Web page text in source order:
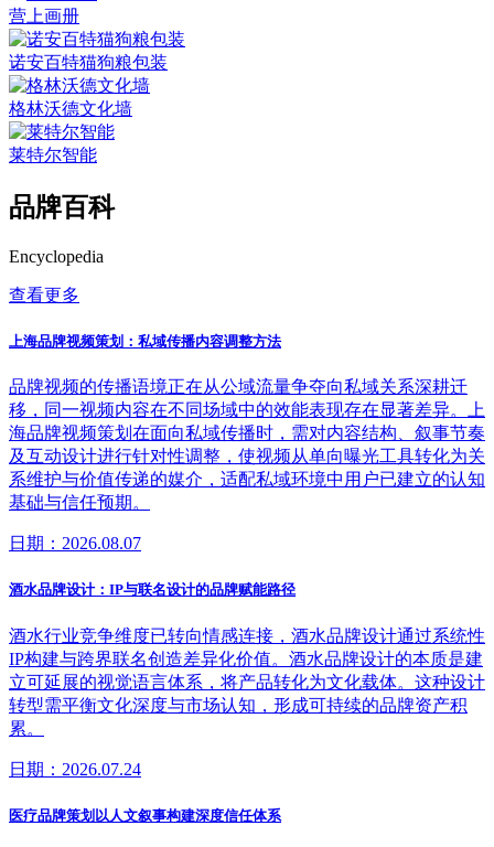
营上画册
诺安百特猫狗粮包装
格林沃德文化墙
莱特尔智能
品牌百科
Encyclopedia
查看更多
上海品牌视频策划：私域传播内容调整方法
品牌视频的传播语境正在从公域流量争夺向私域关系深耕迁
移，同一视频内容在不同场域中的效能表现存在显著差异。上
海品牌视频策划在面向私域传播时，需对内容结构、叙事节奏
及互动设计进行针对性调整，使视频从单向曝光工具转化为关
系维护与价值传递的媒介，适配私域环境中用户已建立的认知
基础与信任预期。
日期：2026.08.07
酒水品牌设计：IP与联名设计的品牌赋能路径
酒水行业竞争维度已转向情感连接，酒水品牌设计通过系统性
IP构建与跨界联名创造差异化价值。酒水品牌设计的本质是建
立可延展的视觉语言体系，将产品转化为文化载体。这种设计
转型需平衡文化深度与市场认知，形成可持续的品牌资产积
累。
日期：2026.07.24
医疗品牌策划以人文叙事构建深度信任体系